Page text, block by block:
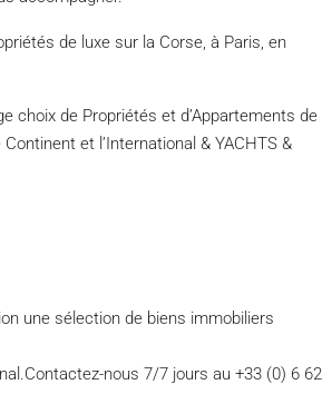
de luxe sur la Corse, à Paris, en
choix de Propriétés et d’Appartements de
et l’International & YACHTS &
une sélection de biens immobiliers
nous 7/7 jours au +33 (0) 6 62